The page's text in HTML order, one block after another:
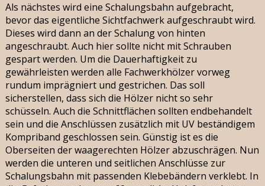
Als nächstes wird eine Schalungsbahn aufgebracht,
bevor das eigentliche Sichtfachwerk aufgeschraubt wird.
Dieses wird dann an der Schalung von hinten
angeschraubt. Auch hier sollte nicht mit Schrauben
gespart werden. Um die Dauerhaftigkeit zu
gewährleisten werden alle Fachwerkhölzer vorweg
rundum imprägniert und gestrichen. Das soll
sicherstellen, dass sich die Hölzer nicht so sehr
schüsseln. Auch die Schnittflächen sollten endbehandelt
sein und die Anschlüssen zusätzlich mit UV beständigem
Kompriband geschlossen sein. Günstig ist es die
Oberseiten der waagerechten Hölzer abzuschrägen. Nun
werden die unteren und seitlichen Anschlüsse zur
Schalungsbahn mit passenden Klebebändern verklebt. In